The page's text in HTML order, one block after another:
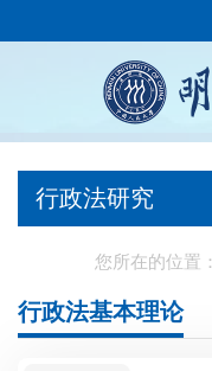
行政法研究
您所在的位置：
行政法基本理论